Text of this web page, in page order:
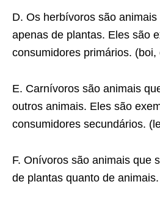
D. Os herbívoros são
apenas de plantas. Eles são
consumidores primários. (boi,
E. Carnívoros são animais
outros animais. Eles são
consumidores secundários.
F. Onívoros são animais que
de plantas quanto de